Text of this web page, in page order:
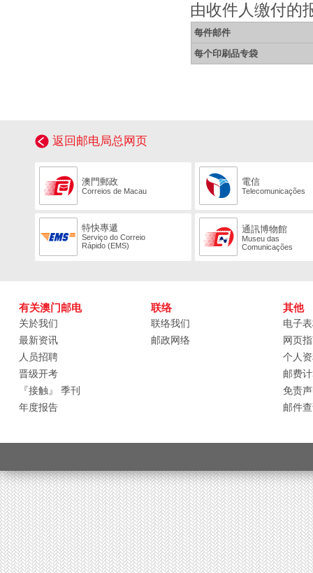
由收件人缴付的
每件邮件
每个印刷品专袋
返回邮电局总网页
澳門郵政
Correios de Macau
電信
Telecomunicações
特快專遞
Serviço do Correio
Rápido (EMS)
通訊博物館
Museu das
Comunicações
有关澳门邮电
关於我们
最新资讯
人员招聘
晋级开考
『接触』 季刊
年度报告
联络
联络我们
邮政网络
其他
电子
网页
个人
邮费
免责
邮件